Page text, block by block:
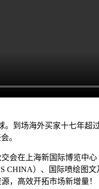
到场海外买家十七年超
。
在上海新国际博览中
）、国际喷绘图
，高效开拓市场新增量！